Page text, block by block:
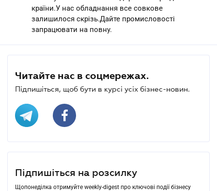
країни.У нас обладнання все совкове
залишилося скрізь.Дайте промисловості
запрацювати на повну.
Читайте нас в соцмережах.
Підпишіться, щоб бути в курсі усіх бізнес-новин.
Підпишіться на розсилку
Щопонеділка отримуйте weekly-digest про ключові події бізнесу